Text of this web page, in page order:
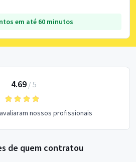
em até 60 minutos
4.69/ 5
nossos profissionais
de quem contratou